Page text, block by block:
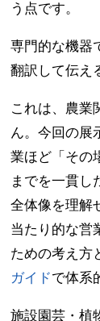
う点です。
専門的な機器
翻訳して伝え
これは、農業
ん。今回の展
業ほど「その
までを一貫し
全体像を理解
当たり的な営
ための考え方
ガイドで体系
施設園芸・植